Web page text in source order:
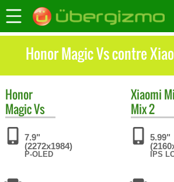
Honor Magic Vs contre
Honor
Magic Vs
7.9"
(2272x1984)
P-OLED
Xiaomi Mi
Mix 2
5.99"
IPS